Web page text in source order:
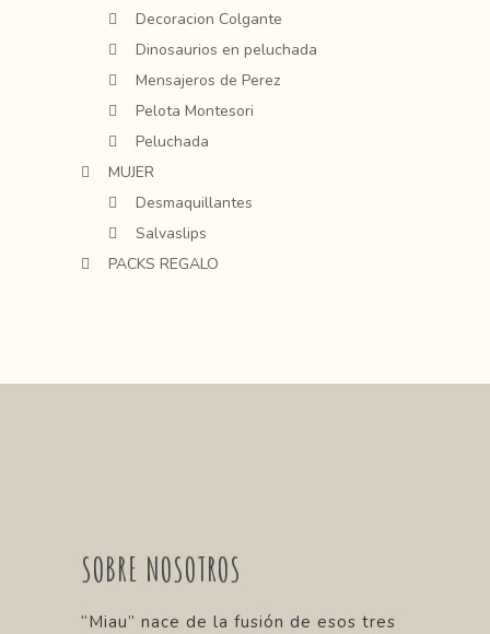
Decoracion Colgante
Dinosaurios en peluchada
Mensajeros de Perez
Pelota Montesori
Peluchada
MUJER
Desmaquillantes
Salvaslips
PACKS REGALO
SOBRE NOSOTROS
“Miau” nace de la fusión de esos tres